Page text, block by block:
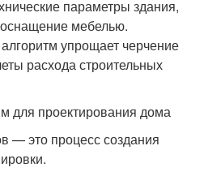
параметры здания,
мебелью.
упрощает черчение
расхода строительных
для проектирования дома
— это процесс создания